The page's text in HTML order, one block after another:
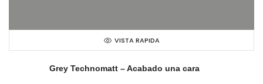
VISTA RAPIDA
Grey Technomatt – Acabado una cara